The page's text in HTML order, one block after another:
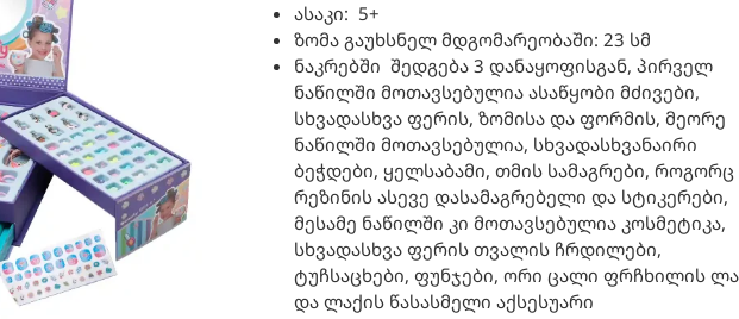
ასაკი: 5+
ზომა გაუხსნელ მდგომარეობაში: 23 სმ
ნაკრებში შედგება 3 დანაყოფისგან, პირველ
ნაწილში მოთავსებულია ასაწყობი მძივები,
სხვადასხვა ფერის, ზომისა და ფორმის, მეორე
ნაწილში მოთავსებულია, სხვადასხვანაირი
ბეჭდები, ყელსაბამი, თმის სამაგრები, როგორც
რეზინის ასევე დასამაგრებელი და სტიკერები,
მესამე ნაწილში კი მოთავსებულია კოსმეტიკა,
სხვადასხვა ფერის თვალის ჩრდილები,
ტუჩსაცხები, ფუნჯები, ორი ცალი ფრჩხილის
და ლაქის წასასმელი აქსესუარი